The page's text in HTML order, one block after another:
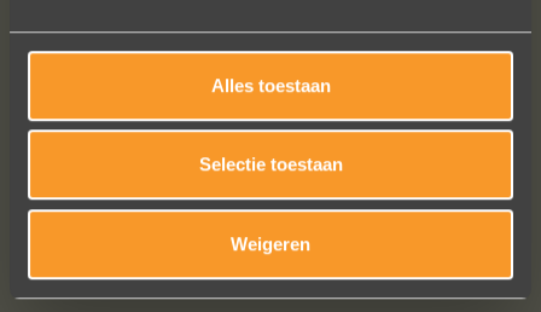
Alles toestaan
Selectie toestaan
Weigeren
Bekijk al onze reviews